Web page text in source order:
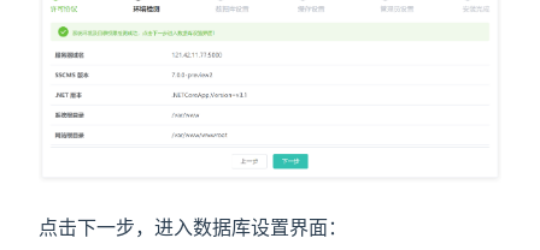
点击下一步，进入数据库设置界面：